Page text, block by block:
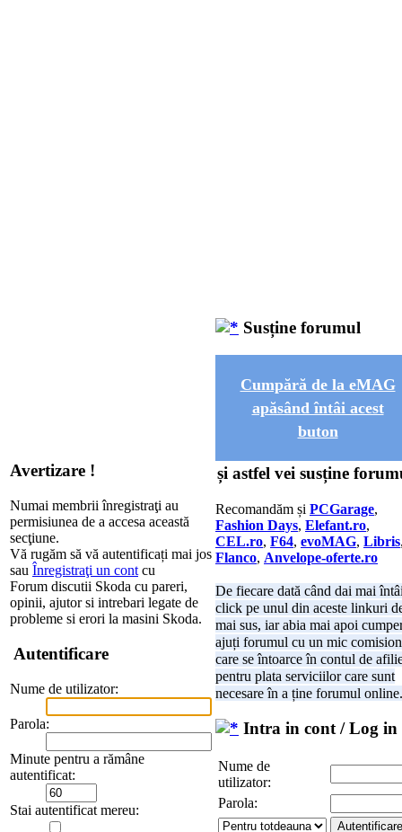
Avertizare !
Numai membrii înregistraţi au
permisiunea de a accesa această
secţiune.
Vă rugăm să vă autentificați mai jos
sau Înregistraţi un cont cu
Forum discutii Skoda cu pareri,
opinii, ajutor si intrebari legate de
probleme si erori la masini Skoda.
Autentificare
Nume de utilizator:
Parola:
Minute pentru a rămâne
autentificat:
Stai autentificat mereu:
Susține forumul
Cumpără de la eMAG
apăsând întâi acest
buton
și astfel vei susține
Recomandăm și PCGarage,
Fashion Days, Elefant.ro,
CEL.ro, F64, evoMAG, Libris
Flanco, Anvelope-oferte.ro
De fiecare dată când dai mai
click pe unul din aceste linkuri
mai sus, iar abia mai apoi
ajuți forumul cu un mic comision
care se întoarce în contul de
pentru plata serviciilor care sunt
necesare în a ține forumul online.
Intra in cont / Log in
Nume de
utilizator:
Parola: